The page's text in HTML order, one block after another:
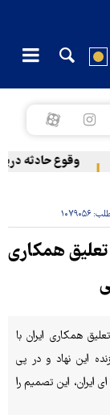
وقوع حادثه
۱۰۷۹۰۵۶
همکاری
همکاری ایران با
این نهاد و در پی
ایران، این تصمیم را